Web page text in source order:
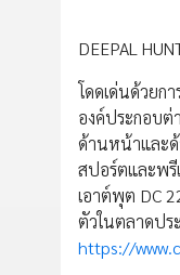
DEEPAL
โดดเด่นด้วยก
องค์ประกอบต่
ด้านหน้าและด้
สปอร์ตและพรี
เอาต์พุต DC
ตัวในตลาดปร
https://